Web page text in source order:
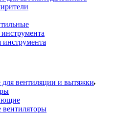
вентиляции и вытяжки